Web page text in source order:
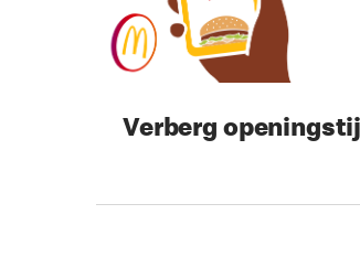
Verberg